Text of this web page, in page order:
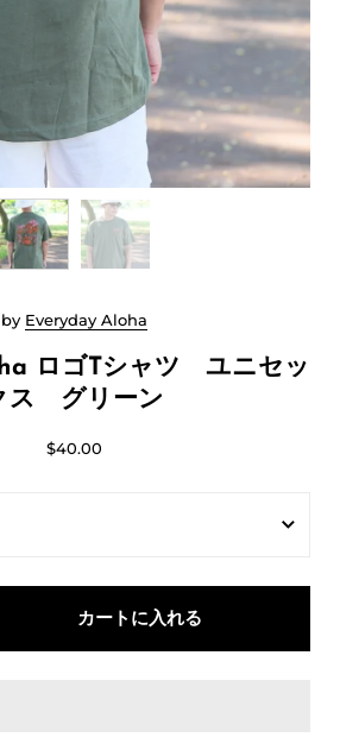
ロゴTシャツ ユニセッ
ス グリーン
by Everyday Aloha
$40.00
カートに入れる